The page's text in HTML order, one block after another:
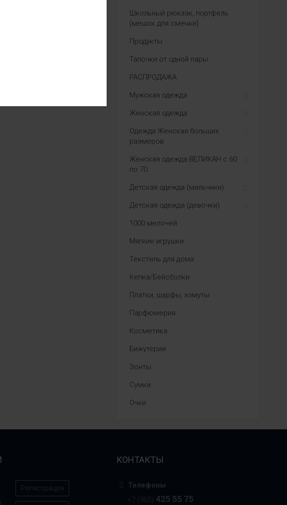
Школьный рюкзак, портфель
(мешок для сменки)
Продукты
Тапочки от одной пары
РАСПРОДАЖА
Мужская одежда
Женская одежда
Одежда Женская больших
размеров
Женская одежда ВЕЛИКАН с 60
по 70
Детская одежда (мальчики)
Детская одежда (девочки)
1000 мелочей
Мягкие игрушки
Текстиль для дома
Кепка/Бейсболки
Платки, шарфы, хомуты
Парфюмерия
Косметика
Бижутерия
Зонты
Сумки
Очки
Регистрация
КОНТАКТЫ
Телефоны
+7 (965) 425 55 75